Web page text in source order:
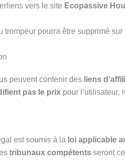
vers le site Ecopassive
trompeur pourra être supprimé
peuvent contenir des liens
pas le prix pour l’utilisateur,
est soumis à la loi applicable
tribunaux compétents seront